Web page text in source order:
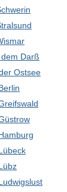
Darß
Ostsee